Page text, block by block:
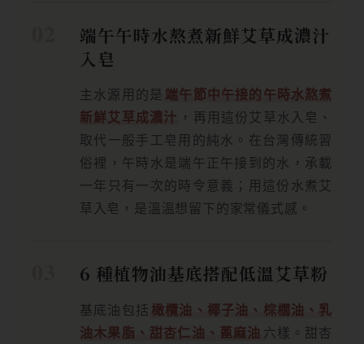
端午午時水熬煮新鮮艾草成濃汁
入皂
主水源用的是 端午節中午接的午時水熬煮
新鮮艾草成濃汁 ，再用這份艾草水入皂、
取代一般手工皂用的純水。在台灣傳統習
俗裡，午時水是端午正午接到的水，承載
一年只有一次的時令意義；用這份水煮艾
草入皂，是溫溫想留下的家常儀式感。
6 種植物油基底搭配低溫艾草粉
基底油包括 橄欖油、椰子油、棕櫚油、乳
油木果脂、甜杏仁油、蓖麻油 六樣。甜杏